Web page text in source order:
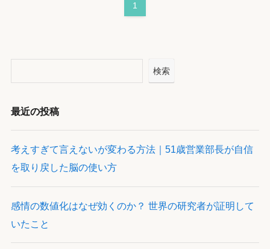
1
検索
最近の投稿
考えすぎて言えないが変わる方法｜51歳営業部長が自信
を取り戻した脳の使い方
感情の数値化はなぜ効くのか？ 世界の研究者が証明して
いたこと